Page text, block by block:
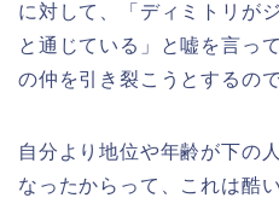
に対して、「ディミトリが
と通じている」と嘘を言っ
の仲を引き裂こうとするので
自分より地位や年齢が下の
なったからって、これは酷